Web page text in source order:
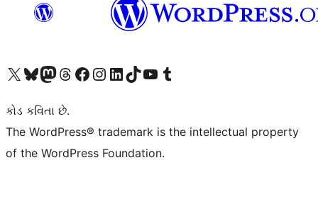
અમારા X (અગાઉ ટ્વિટર) એકાઉન્ટની મુલાકાત લોઅમારા Bluesky એકાઉન્ટની મુલાકાત લોઅમારા માસ્ટોડોન એકાઉન્ટની મુલાકાત લોઅમારા Threads એકાઉન્ટની મુલાકાત લો અમારા ફેસબુક પેજની મુલાકાત લોઅમારા ઇન્સ્ટાગ્રામ એકાઉન્ટની મુલાકાત લો અમારા LinkedIn એકાઉન્ટની મુલાકાત લોઅમારા TikTok એકાઉન્ટની મુલાકાત લોઅમારી YouTube ચેનલની મુલાકાત લો અમારા Tumblr એકાઉન્ટની મુલાકાત લો
કોડ કવિતા છે.
The WordPress® trademark is the intellectual property
of the WordPress Foundation.